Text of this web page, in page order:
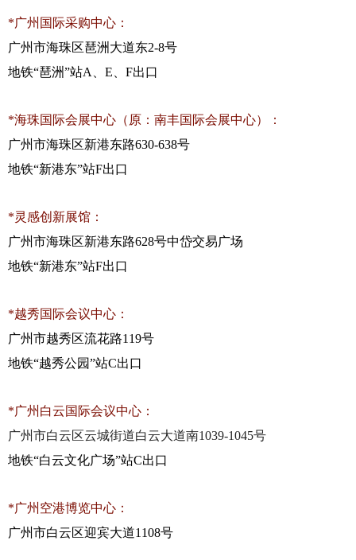
*广州国际采购中心：
广州市海珠区琶洲大道东2-8号
地铁“琶洲”站A E F出口
*海珠国际会展中心（原：南丰国际会展中心）：
广州市海珠区新港东路630-638号
地铁“新港东”站F出口
*灵感创新展馆：
广州市海珠区新港东路628号中岱交易广场
地铁“新港东”站F出口
*越秀国际会议中心：
广州市越秀区流花路119号
地铁“越秀公园”站C出口
*广州白云国际会议中心：
广州市白云区云城街道白云大道南1039-1045号
地铁“白云文化广场”站C出口
*广州空港博览中心：
广州市白云区迎宾大道1108号